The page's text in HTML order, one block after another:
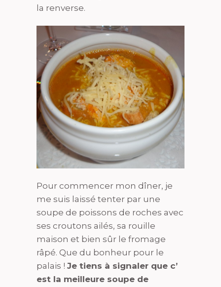
la renverse.
Pour commencer mon dîner, je
me suis laissé tenter par une
soupe de poissons de roches avec
ses croutons ailés, sa rouille
maison et bien sûr le fromage
râpé. Que du bonheur pour le
palais ! Je tiens à signaler que c’
est la meilleure soupe de